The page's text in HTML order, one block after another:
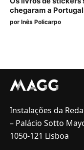
chegaram a
por Inês Policarpo
Instalações da
– Palácio Sotto
1050-121 Lisboa